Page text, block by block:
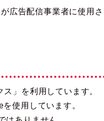
広告配信事業者に使用さ
」を利用しています。
使用しています。